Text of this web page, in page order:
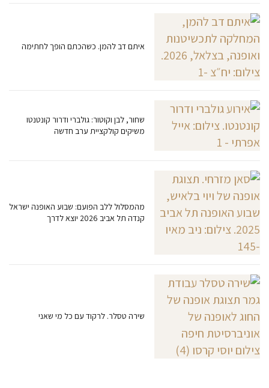
איתם דב להמן. כשהכתם הופך לחתימה
שחור, לבן וקוטור: גולברי ודרור קונטנטו
משיקים קולקציית ערב חדשה
מהמסלול ללב הפועם: שבוע האופנה ישראל
קנדה תל אביב 2026 יוצא לדרך
שירה טסלר. לרקוד עם כל מי שאני